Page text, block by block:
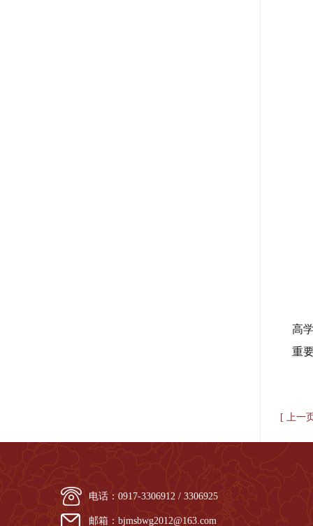
高
重
[ 上一
电话：0917-3306912 / 3306925
邮箱：bjmsbwg2012@163.com